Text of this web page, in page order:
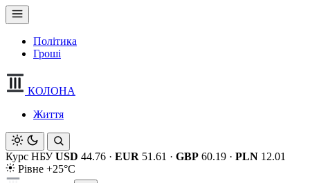
Політика
Гроші
КОЛОНА
Життя
Курс НБУ USD 44.76 · EUR 51.61 · GBP 60.19 · PLN 12.01
Рівне +25°C